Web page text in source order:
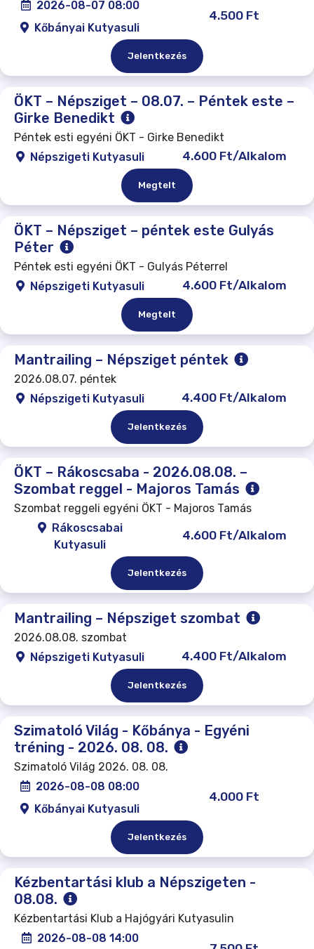
2026-08-07 08:00
Kőbányai Kutyasuli
4.500 Ft
Jelentkezés
ÖKT – Népsziget – 08.07. – Péntek este –
Girke Benedikt
Péntek esti egyéni ÖKT - Girke Benedikt
Népszigeti Kutyasuli
4.600 Ft/Alkalom
Megtelt
ÖKT – Népsziget – péntek este Gulyás
Péter
Péntek esti egyéni ÖKT - Gulyás Péterrel
Népszigeti Kutyasuli
4.600 Ft/Alkalom
Megtelt
Mantrailing – Népsziget péntek
2026.08.07. péntek
Népszigeti Kutyasuli
4.400 Ft/Alkalom
Jelentkezés
ÖKT – Rákoscsaba - 2026.08.08. –
Szombat reggel - Majoros Tamás
Szombat reggeli egyéni ÖKT - Majoros Tamás
Rákoscsabai
Kutyasuli
4.600 Ft/Alkalom
Jelentkezés
Mantrailing – Népsziget szombat
2026.08.08. szombat
Népszigeti Kutyasuli
4.400 Ft/Alkalom
Jelentkezés
Szimatoló Világ - Kőbánya - Egyéni
tréning - 2026. 08. 08.
Szimatoló Világ 2026. 08. 08.
2026-08-08 08:00
Kőbányai Kutyasuli
4.000 Ft
Jelentkezés
Kézbentartási klub a Népszigeten -
08.08.
Kézbentartási Klub a Hajógyári Kutyasulin
2026-08-08 14:00